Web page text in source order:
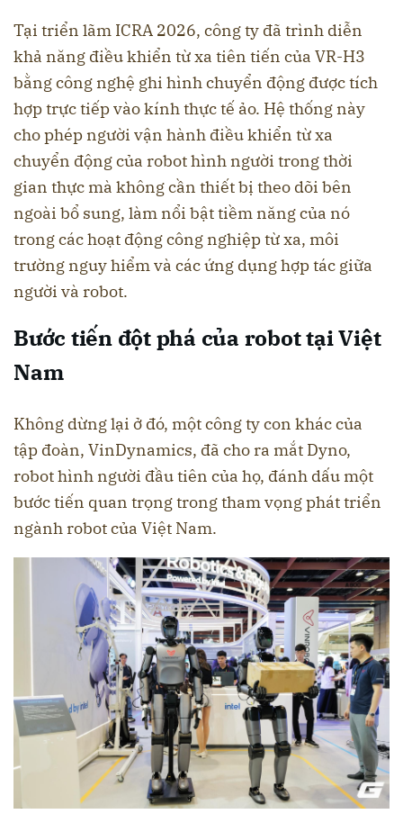
Tại triển lãm ICRA 2026, công ty đã trình diễn
khả năng điều khiển từ xa tiên tiến của VR-H3
bằng công nghệ ghi hình chuyển động được tích
hợp trực tiếp vào kính thực tế ảo. Hệ thống này
cho phép người vận hành điều khiển từ xa
chuyển động của robot hình người trong thời
gian thực mà không cần thiết bị theo dõi bên
ngoài bổ sung, làm nổi bật tiềm năng của nó
trong các hoạt động công nghiệp từ xa, môi
trường nguy hiểm và các ứng dụng hợp tác giữa
người và robot.
Bước tiến đột phá của robot tại Việt
Nam
Không dừng lại ở đó, một công ty con khác của
tập đoàn, VinDynamics, đã cho ra mắt Dyno,
robot hình người đầu tiên của họ, đánh dấu một
bước tiến quan trọng trong tham vọng phát triển
ngành robot của Việt Nam.